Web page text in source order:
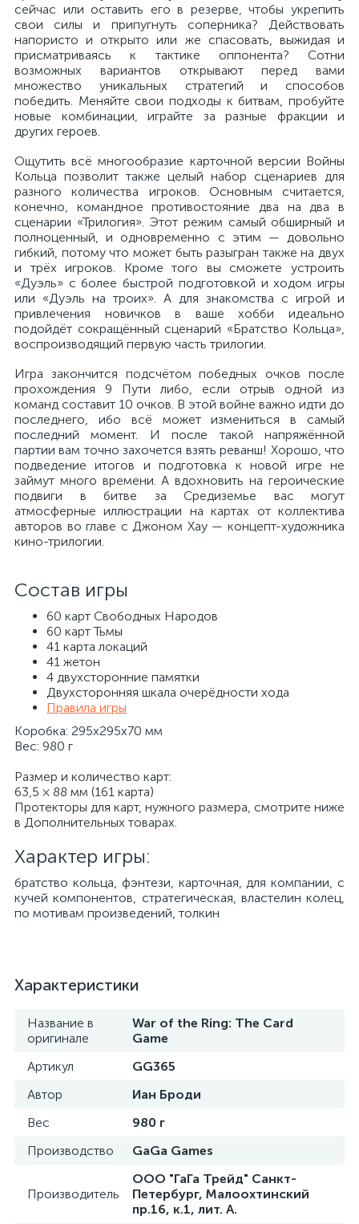
сейчас или оставить его в резерве, чтобы укрепить
свои силы и припугнуть соперника? Действовать
напористо и открыто или же спасовать, выжидая и
присматриваясь к тактике оппонента? Сотни
возможных вариантов открывают перед вами
множество уникальных стратегий и способов
победить. Меняйте свои подходы к битвам, пробуйте
новые комбинации, играйте за разные фракции и
других героев.
Ощутить всё многообразие карточной версии Войны
Кольца позволит также целый набор сценариев для
разного количества игроков. Основным считается,
конечно, командное противостояние два на два в
сценарии «Трилогия». Этот режим самый обширный и
полноценный, и одновременно с этим — довольно
гибкий, потому что может быть разыгран также на двух
и трёх игроков. Кроме того вы сможете устроить
«Дуэль» с более быстрой подготовкой и ходом игры
или «Дуэль на троих». А для знакомства с игрой и
привлечения новичков в ваше хобби идеально
подойдёт сокращённый сценарий «Братство Кольца»,
воспроизводящий первую часть трилогии.
Игра закончится подсчётом победных очков после
прохождения 9 Пути либо, если отрыв одной из
команд составит 10 очков. В этой войне важно идти до
последнего, ибо всё может измениться в самый
последний момент. И после такой напряжённой
партии вам точно захочется взять реванш! Хорошо, что
подведение итогов и подготовка к новой игре не
займут много времени. А вдохновить на героические
подвиги в битве за Средиземье вас могут
атмосферные иллюстрации на картах от коллектива
авторов во главе с Джоном Хау — концепт-художника
кино-трилогии.
Состав игры
60 карт Свободных Народов
60 карт Тьмы
41 карта локаций
41 жетон
4 двухсторонние памятки
Двухсторонняя шкала очерёдности хода
Правила игры
Коробка: 295х295х70 мм
Вес: 980 г
Размер и количество карт:
63,5 × 88 мм (161 карта)
Протекторы для карт, нужного размера, смотрите ниже
в Дополнительных товарах.
Характер игры:
братство кольца, фэнтези, карточная, для компании, с
кучей компонентов, стратегическая, властелин колец,
по мотивам произведений, толкин
Характеристики
Название в
оригинале
War of the Ring: The Card
Game
Артикул
GG365
Автор
Иан Броди
Вес
980 г
Производство
GaGa Games
Производитель
ООО "ГаГа Трейд" Санкт-
Петербург, Малоохтинский
пр.16, к.1, лит. А.